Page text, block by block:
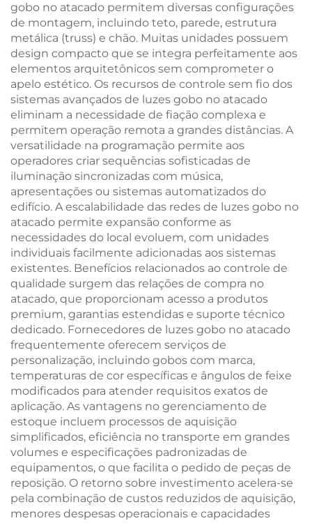
gobo no atacado permitem diversas configurações
de montagem, incluindo teto, parede, estrutura
metálica (truss) e chão. Muitas unidades possuem
design compacto que se integra perfeitamente aos
elementos arquitetônicos sem comprometer o
apelo estético. Os recursos de controle sem fio dos
sistemas avançados de luzes gobo no atacado
eliminam a necessidade de fiação complexa e
permitem operação remota a grandes distâncias. A
versatilidade na programação permite aos
operadores criar sequências sofisticadas de
iluminação sincronizadas com música,
apresentações ou sistemas automatizados do
edifício. A escalabilidade das redes de luzes gobo no
atacado permite expansão conforme as
necessidades do local evoluem, com unidades
individuais facilmente adicionadas aos sistemas
existentes. Benefícios relacionados ao controle de
qualidade surgem das relações de compra no
atacado, que proporcionam acesso a produtos
premium, garantias estendidas e suporte técnico
dedicado. Fornecedores de luzes gobo no atacado
frequentemente oferecem serviços de
personalização, incluindo gobos com marca,
temperaturas de cor específicas e ângulos de feixe
modificados para atender requisitos exatos de
aplicação. As vantagens no gerenciamento de
estoque incluem processos de aquisição
simplificados, eficiência no transporte em grandes
volumes e especificações padronizadas de
equipamentos, o que facilita o pedido de peças de
reposição. O retorno sobre investimento acelera-se
pela combinação de custos reduzidos de aquisição,
menores despesas operacionais e capacidades